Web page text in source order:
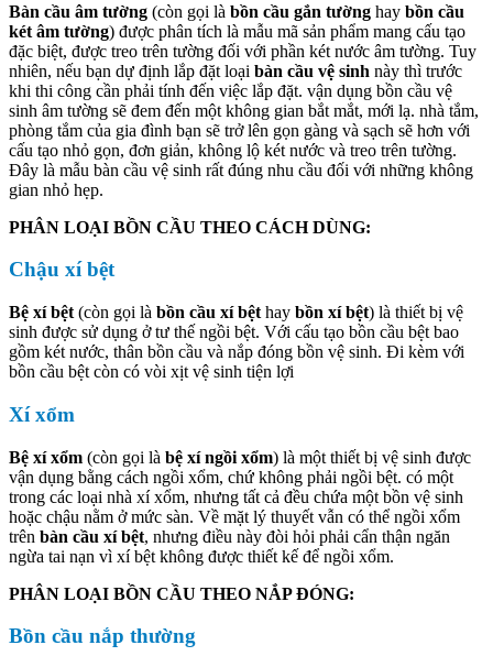
Bàn cầu âm tường (còn gọi là bồn cầu gắn tường hay bồn cầu
két âm tường) được phân tích là mẫu mã sản phẩm mang cấu tạo
đặc biệt, được treo trên tường đối với phần két nước âm tường. Tuy
nhiên, nếu bạn dự định lắp đặt loại bàn cầu vệ sinh này thì trước
khi thi công cần phải tính đến việc lắp đặt. vận dụng bồn cầu vệ
sinh âm tường sẽ đem đến một không gian bắt mắt, mới lạ. nhà tắm,
phòng tắm của gia đình bạn sẽ trở lên gọn gàng và sạch sẽ hơn với
cấu tạo nhỏ gọn, đơn giản, không lộ két nước và treo trên tường.
Đây là mẫu bàn cầu vệ sinh rất đúng nhu cầu đối với những không
gian nhỏ hẹp.
PHÂN LOẠI BỒN CẦU THEO CÁCH DÙNG:
Chậu xí bệt
Bệ xí bệt (còn gọi là bồn cầu xí bệt hay bồn xí bệt) là thiết bị vệ
sinh được sử dụng ở tư thế ngồi bệt. Với cấu tạo bồn cầu bệt bao
gồm két nước, thân bồn cầu và nắp đóng bồn vệ sinh. Đi kèm với
bồn cầu bệt còn có vòi xịt vệ sinh tiện lợi
Xí xổm
Bệ xí xổm (còn gọi là bệ xí ngồi xổm) là một thiết bị vệ sinh được
vận dụng bằng cách ngồi xổm, chứ không phải ngồi bệt. có một
trong các loại nhà xí xổm, nhưng tất cả đều chứa một bồn vệ sinh
hoặc chậu nằm ở mức sàn. Về mặt lý thuyết vẫn có thể ngồi xổm
trên bàn cầu xí bệt, nhưng điều này đòi hỏi phải cẩn thận ngăn
ngừa tai nạn vì xí bệt không được thiết kế để ngồi xổm.
PHÂN LOẠI BỒN CẦU THEO NẮP ĐÓNG:
Bồn cầu nắp thường